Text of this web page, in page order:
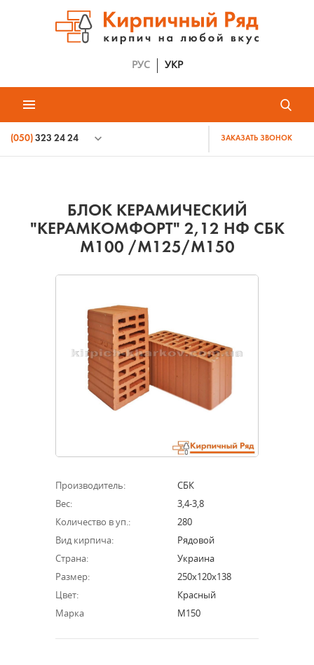
РУС УКР
(050) 323 24 24 ЗАКАЗАТЬ ЗВОНОК
БЛОК КЕРАМИЧЕСКИЙ
"КЕРАМКОМФОРТ" 2,12 НФ СБК
М100 /М125/М150
Производитель:
СБК
Вес:
3,4-3,8
Количество в уп.:
280
Вид кирпича:
Рядовой
Страна:
Украина
Размер:
250х120х138
Цвет:
Красный
Марка
М150